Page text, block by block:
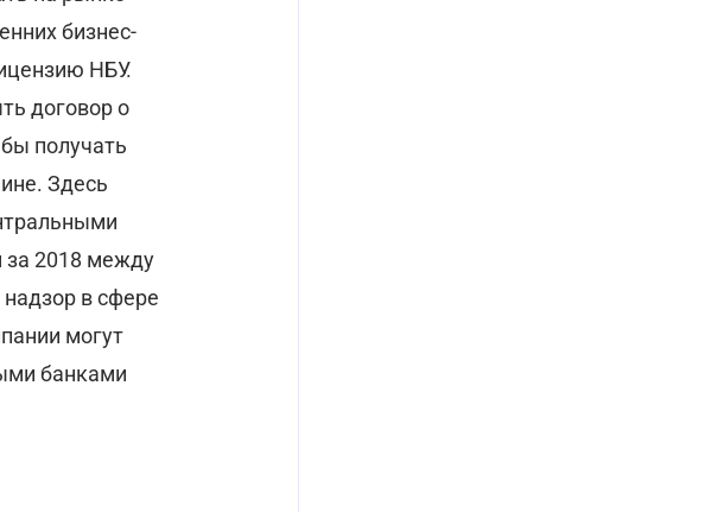
бизнес-
НБУ.
договор о
получать
Здесь
за 2018 между
в сфере
могут
банками